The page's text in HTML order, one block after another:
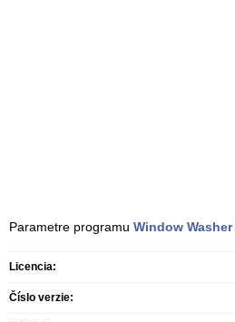
Parametre programu Window Washer
Licencia:
Číslo verzie: